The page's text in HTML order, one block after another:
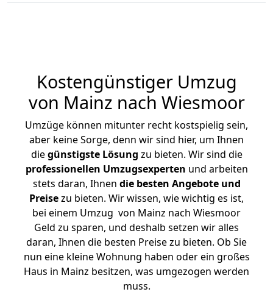
Kostengünstiger Umzug
von Mainz nach Wiesmoor
Umzüge können mitunter recht kostspielig sein,
aber keine Sorge, denn wir sind hier, um Ihnen
diegünstigste Lösung zu bieten. Wir sind die
professionellen Umzugsexperten und arbeiten
stets daran, Ihnen die besten Angebote und
Preisezu bieten. Wir wissen, wie wichtig es ist,
bei einem Umzug von Mainz nach Wiesmoor
Geld zu sparen, und deshalb setzen wir alles
daran, Ihnen die besten Preise zu bieten. Ob Sie
nun eine kleine Wohnung haben oder ein großes
Haus in Mainz besitzen, was umgezogen werden
muss.